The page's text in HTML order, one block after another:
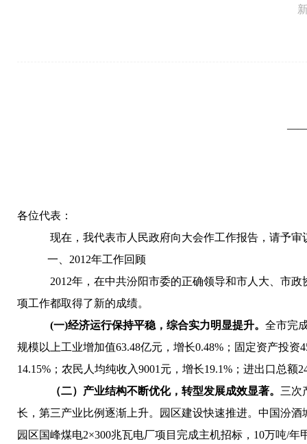
各位代表：
现在，我代表市人民政府向大会作工作报告，请予
一、2012年工作回顾
2012年，在中共汾阳市委的正确领导和市人大、市
项工作都取得了新的成绩。
(一)经济运行保持平稳，综合实力明显提升。全市完
规模以上工业增加值63.48亿元，增长0.48% ；固定资产投资
14.15%；农民人均纯收入9001元，增长19.1% ；进出口总额
（二）产业结构不断优化，转型发展成效显著。 三次
长，第三产业比例逐渐上升。
园区建设快速推进。 中国汾酒
园区国峰煤电2×300兆瓦电厂项目完成主机招标，10万吨/